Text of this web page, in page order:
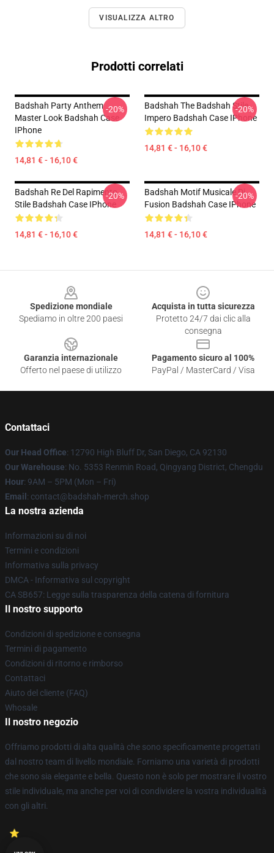
VISUALIZZA ALTRO
Prodotti correlati
Badshah Party Anthem
Master Look Badshah Case
IPhone
14,81 € - 16,10 €
-20%
Badshah The Badshah Stile
Impero Badshah Case IPhone
14,81 € - 16,10 €
-20%
Badshah Re Del Rapimento
Stile Badshah Case IPhone
14,81 € - 16,10 €
-20%
Badshah Motif Musicale Di
Fusion Badshah Case IPhone
14,81 € - 16,10 €
-20%
Spedizione mondiale
Spediamo in oltre 200 paesi
Acquista in tutta sicurezza
Protetto 24/7 dai clic alla
consegna
Garanzia internazionale
Offerto nel paese di utilizzo
Pagamento sicuro al 100%
PayPal / MasterCard / Visa
Contattaci
Our Head Office: 12790 High Bluff Dr, San Diego, CA 92130
Our Warehouse: No. 5353 Renmin Road, Qingyang District, Chengdu
Hour: 9AM – 5PM (Mon – Fri)
Email : contact@badshah-merch.shop
La nostra azienda
Informazioni su di noi
Termini e condizioni
Informativa sulla privacy
DMCA - Informativa sul copyright
CA SB657: Legge sulla trasparenza della catena di fornitura
Il nostro supporto
Condizioni di spedizione e consegna
Termini di pagamento
Condizioni di ritorno e rimborso
Contattaci
Aiuto del cliente (FAQ)
Whosale
Il nostro negozio
Offriamo prodotti di alta qualità che sono specificamente progettati
dal nostro team di livello mondiale. Forniamo una varietà di prodotti
che sono sia elegante e bella. Questo non è solo per mostrare il vostro
stile individuale, ma anche per voi di condividere la vostra individualità
con gli altri.